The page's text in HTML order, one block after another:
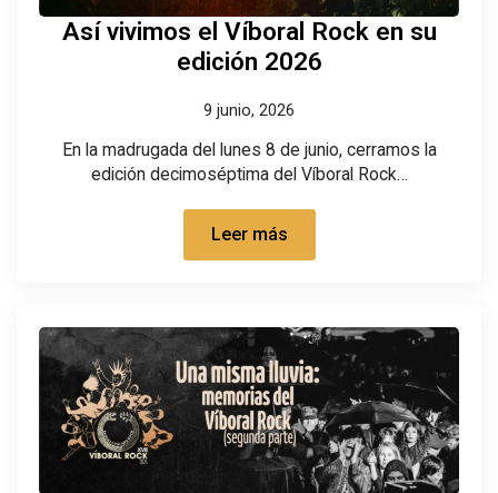
Así vivimos el Víboral Rock en su
edición 2026
9 junio, 2026
En la madrugada del lunes 8 de junio, cerramos la
edición decimoséptima del Víboral Rock…
Leer más